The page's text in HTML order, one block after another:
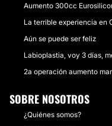
Aumento 300cc
La terrible experiencia en
Aún se puede ser feliz
Labioplastia, voy 3 días,
2a operación aumento
SOBRE NOSOTROS
¿Quiénes somos?